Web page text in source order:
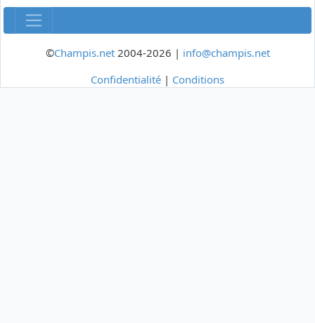
©Champis.net2004-2026 | info@champis.net
Confidentialité | Conditions